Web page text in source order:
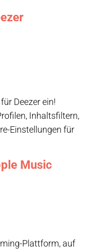
Deezer ein!
Inhaltsfiltern,
Einstellungen für
Music
Plattform, auf